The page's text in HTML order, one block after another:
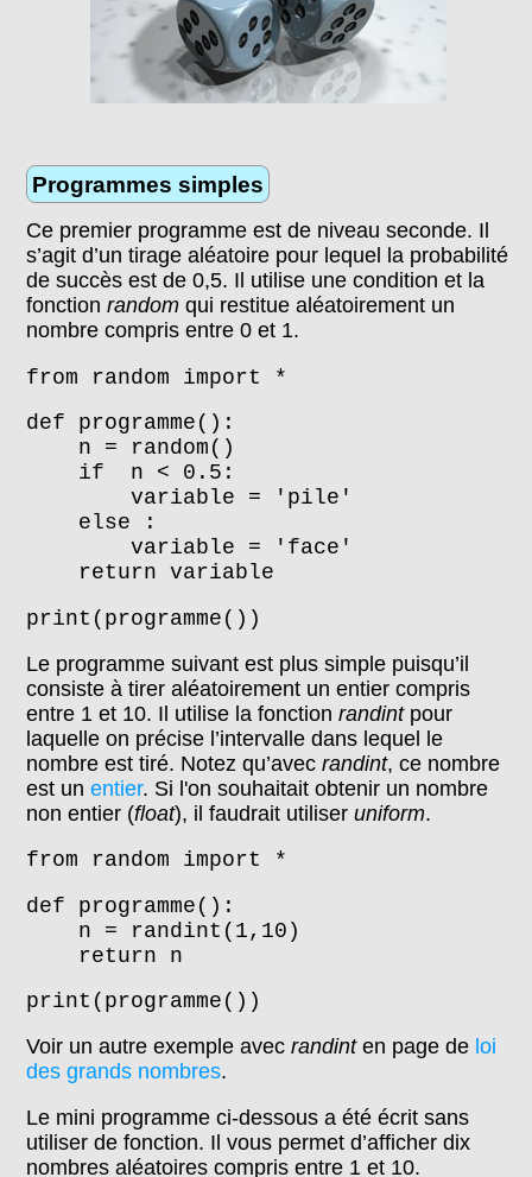
Programmes simples
Ce premier programme est de niveau seconde. Il
s’agit d’un tirage aléatoire pour lequel la probabilité
de succès est de 0,5. Il utilise une condition et la
fonctionrandom qui restitue aléatoirement un
nombre compris entre 0 et 1.
from random import *
def programme():
n = random()
if n < 0.5:
variable = 'pile'
else :
variable = 'face'
return variable
print(programme())
Le programme suivant est plus simple puisqu’il
consiste à tirer aléatoirement un entier compris
entre 1 et 10. Il utilise la fonctionrandintpour
laquelle on précise l’intervalle dans lequel le
nombre est tiré. Notez qu’avecrandint, ce nombre
est unentier. Si l'on souhaitait obtenir un nombre
non entier (float), il faudrait utiliseruniform.
from random import *
def programme():
n = randint(1,10)
return n
print(programme())
Voir un autre exemple avecrandinten page de loi
des grands nombres.
Le mini programme ci-dessous a été écrit sans
utiliser de fonction. Il vous permet d’afficher dix
nombres aléatoires compris entre 1 et 10.